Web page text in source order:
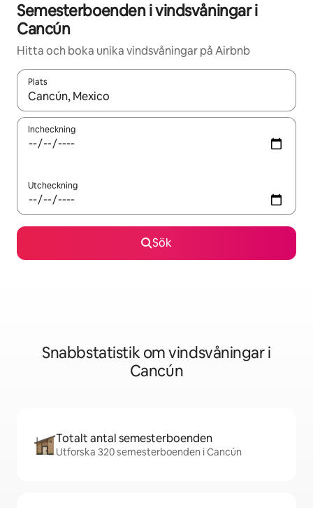
Semesterboenden i vindsvåningar i
Cancún
Hitta och boka unika vindsvåningar på Airbnb
Plats
När resultaten är tillgängliga kan du navigera med upp- och
Incheckning
Utcheckning
Sök
Snabbstatistik om vindsvåningar i
Cancún
Totalt antal semesterboenden
Utforska 320 semesterboenden i Cancún